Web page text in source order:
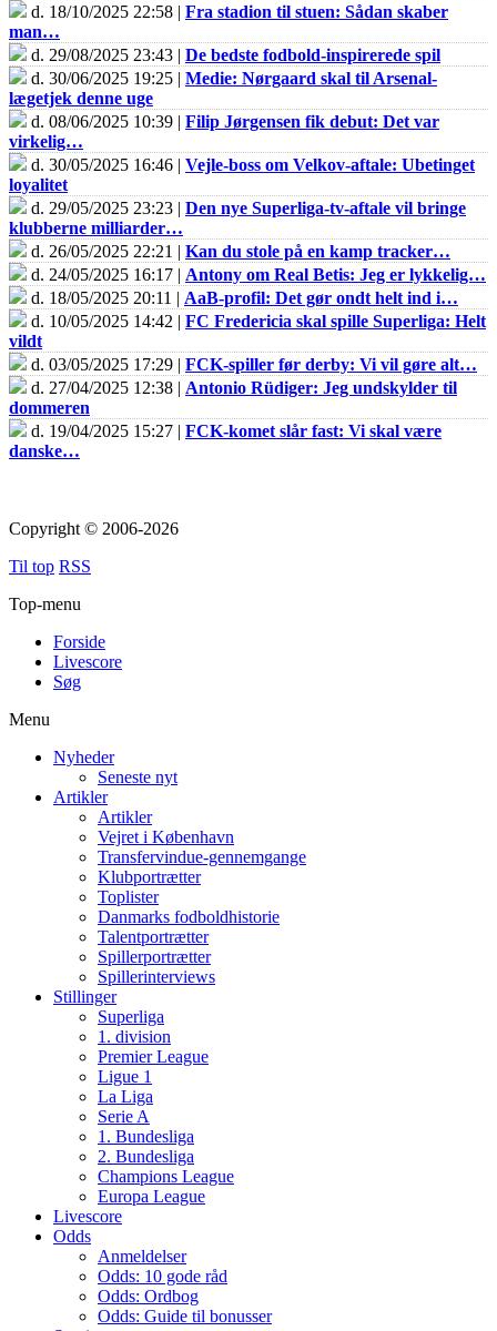
d. 18/10/2025 22:58 | Fra stadion til stuen: Sådan skaber
man…
d. 29/08/2025 23:43 | De bedste fodbold-inspirerede spil
d. 30/06/2025 19:25 | Medie: Nørgaard skal til Arsenal-
lægetjek denne uge
d. 08/06/2025 10:39 | Filip Jørgensen fik debut: Det var
virkelig…
d. 30/05/2025 16:46 | Vejle-boss om Velkov-aftale: Ubetinget
loyalitet
d. 29/05/2025 23:23 | Den nye Superliga-tv-aftale vil bringe
klubberne milliarder…
d. 26/05/2025 22:21 | Kan du stole på en kamp tracker…
d. 24/05/2025 16:17 | Antony om Real Betis: Jeg er lykkelig…
d. 18/05/2025 20:11 | AaB-profil: Det gør ondt helt ind i…
d. 10/05/2025 14:42 | FC Fredericia skal spille Superliga: Helt
vildt
d. 03/05/2025 17:29 | FCK-spiller før derby: Vi vil gøre alt…
d. 27/04/2025 12:38 | Antonio Rüdiger: Jeg undskylder til
dommeren
d. 19/04/2025 15:27 | FCK-komet slår fast: Vi skal være
danske…
Copyright © 2006-2026
Til top RSS
Top-menu
Forside
Livescore
Søg
Menu
Nyheder
Seneste nyt
Artikler
Artikler
Vejret i København
Transfervindue-gennemgange
Klubportrætter
Toplister
Danmarks fodboldhistorie
Talentportrætter
Spillerportrætter
Spillerinterviews
Stillinger
Superliga
1. division
Premier League
Ligue 1
La Liga
Serie A
1. Bundesliga
2. Bundesliga
Champions League
Europa League
Livescore
Odds
Anmeldelser
Odds: 10 gode råd
Odds: Ordbog
Odds: Guide til bonusser